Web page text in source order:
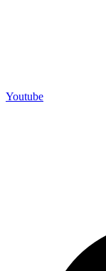
Youtube